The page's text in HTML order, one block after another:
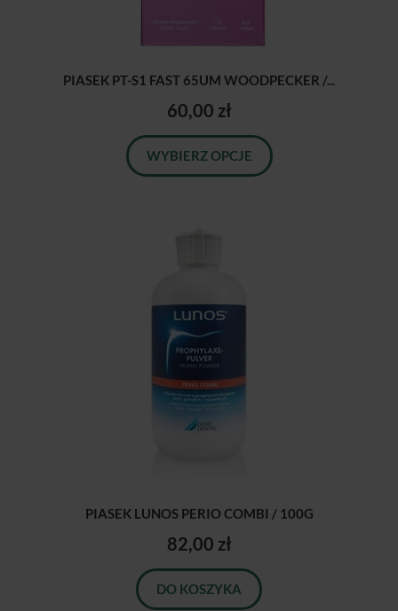
PIASEK PT-S1 FAST 65UM WOODPECKER /...
60,00 zł
WYBIERZ OPCJE
PIASEK LUNOS PERIO COMBI / 100G
82,00 zł
DO KOSZYKA